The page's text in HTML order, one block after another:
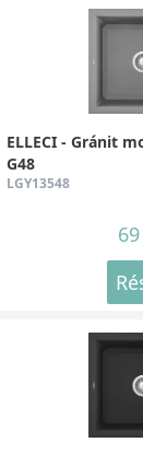
ELLECI - Gránit
G48
LGY13548